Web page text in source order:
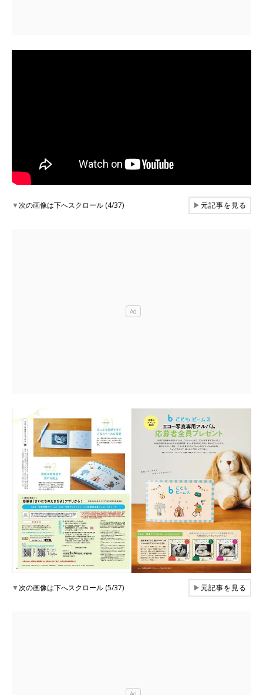
▼次の画像は下へスクロール (4/37) ▶元記事を見る
▼次の画像は下へスクロール (5/37) ▶元記事を見る